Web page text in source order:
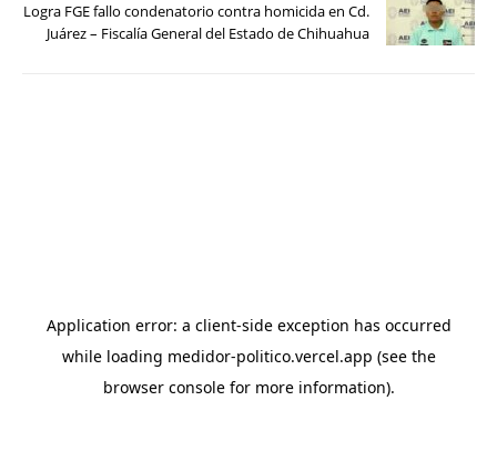
Logra FGE fallo condenatorio contra homicida en Cd.
Juárez – Fiscalía General del Estado de Chihuahua